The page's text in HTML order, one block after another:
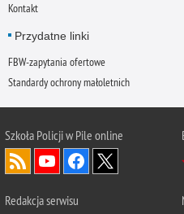
Kontakt
Przydatne linki
FBW-zapytania ofertowe
Standardy ochrony małoletnich
Szkoła Policji w Pile online
Redakcja serwisu